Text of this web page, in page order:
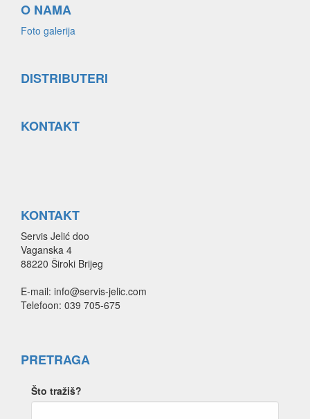
O NAMA
Foto galerija
DISTRIBUTERI
KONTAKT
KONTAKT
Servis Jelić doo
Vaganska 4
88220 Široki Brijeg
E-mail: info@servis-jelic.com
Telefoon: 039 705-675
PRETRAGA
Što tražiš?